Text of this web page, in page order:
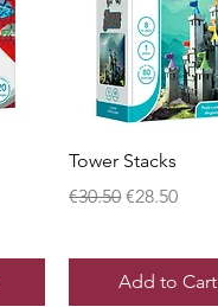
Quick View
Tower Stacks
Regular Price
€30.50Sale Price
€28.50
Add to Cart